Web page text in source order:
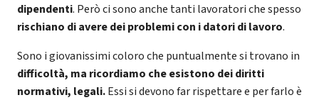
dipendenti. Però ci sono anche tanti lavoratori che spesso
rischiano di avere dei problemi con i datori di lavoro.
Sono i giovanissimi coloro che puntualmente si trovano in
difficoltà, ma ricordiamo che esistono dei diritti
normativi, legali.Essi si devono far rispettare e per farlo è